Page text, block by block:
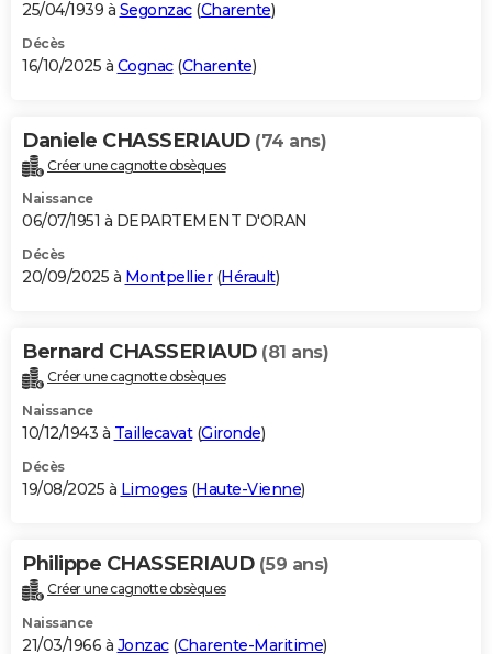
25/04/1939 à Segonzac(Charente)
Décès
16/10/2025 à Cognac(Charente)
Daniele CHASSERIAUD (74 ans)
Créer une cagnotte obsèques
Naissance
06/07/1951 à DEPARTEMENT D'ORAN
Décès
20/09/2025 à Montpellier(Hérault)
Bernard CHASSERIAUD (81 ans)
Créer une cagnotte obsèques
Naissance
10/12/1943 à Taillecavat(Gironde)
Décès
19/08/2025 à Limoges (Haute-Vienne)
Philippe CHASSERIAUD (59 ans)
Créer une cagnotte obsèques
Naissance
21/03/1966 à Jonzac(Charente-Maritime)